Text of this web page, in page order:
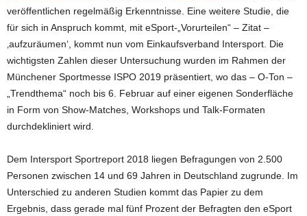
veröffentlichen regelmäßig Erkenntnisse. Eine weitere Studie, die
für sich in Anspruch kommt, mit eSport-„Vorurteilen“ – Zitat –
‚aufzuräumen‘, kommt nun vom Einkaufsverband Intersport. Die
wichtigsten Zahlen dieser Untersuchung wurden im Rahmen der
Münchener Sportmesse ISPO 2019 präsentiert, wo das – O-Ton –
„Trendthema“ noch bis 6. Februar auf einer eigenen Sonderfläche
in Form von Show-Matches, Workshops und Talk-Formaten
durchdekliniert wird.
Dem Intersport Sportreport 2018 liegen Befragungen von 2.500
Personen zwischen 14 und 69 Jahren in Deutschland zugrunde. Im
Unterschied zu anderen Studien kommt das Papier zu dem
Ergebnis, dass gerade mal fünf Prozent der Befragten den eSport